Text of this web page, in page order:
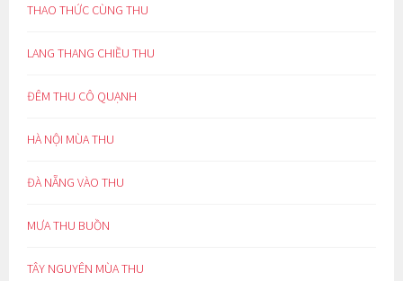
THAO THỨC CÙNG THU
LANG THANG CHIỀU THU
ĐÊM THU CÔ QUẠNH
HÀ NỘI MÙA THU
ĐÀ NẴNG VÀO THU
MƯA THU BUỒN
TÂY NGUYÊN MÙA THU